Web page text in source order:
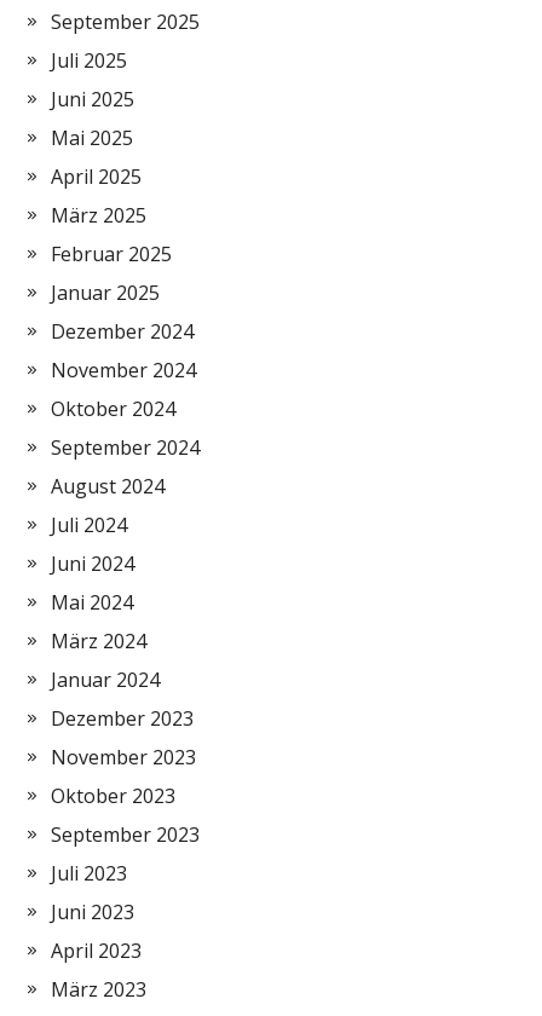
September 2025
Juli 2025
Juni 2025
Mai 2025
April 2025
März 2025
Februar 2025
Januar 2025
Dezember 2024
November 2024
Oktober 2024
September 2024
August 2024
Juli 2024
Juni 2024
Mai 2024
März 2024
Januar 2024
Dezember 2023
November 2023
Oktober 2023
September 2023
Juli 2023
Juni 2023
April 2023
März 2023